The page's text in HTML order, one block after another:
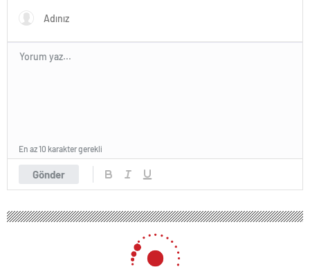
Gönder
En az 10 karakter gerekli